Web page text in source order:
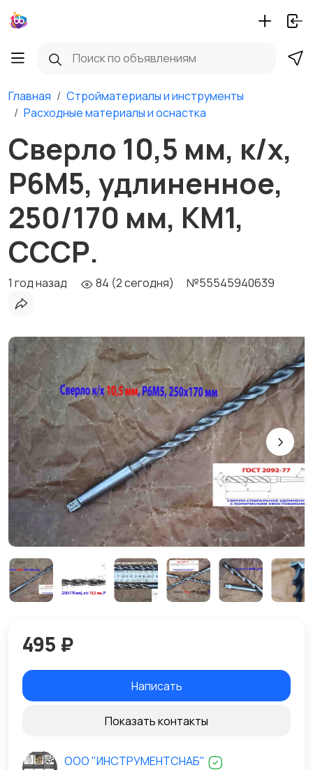
Главная
Стройматериалы и инструменты
Расходные материалы и оснастка
Сверло 10,5 мм, к/х,
Р6М5, удлиненное,
250/170 мм, КМ1,
СССР.
1 год назад 84 (2 сегодня) №55545940639
495 ₽
Написать
Показать контакты
ООО "ИНСТРУМЕНТСНАБ"